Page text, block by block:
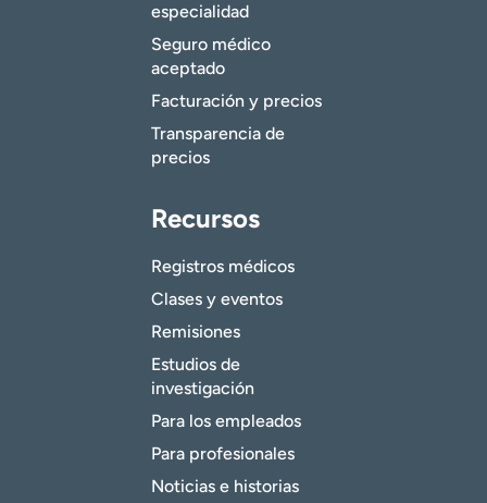
especialidad
Seguro médico
aceptado
Facturación y precios
Transparencia de
precios
Recursos
Registros médicos
Clases y eventos
Remisiones
Estudios de
investigación
Para los empleados
Para profesionales
Noticias e historias